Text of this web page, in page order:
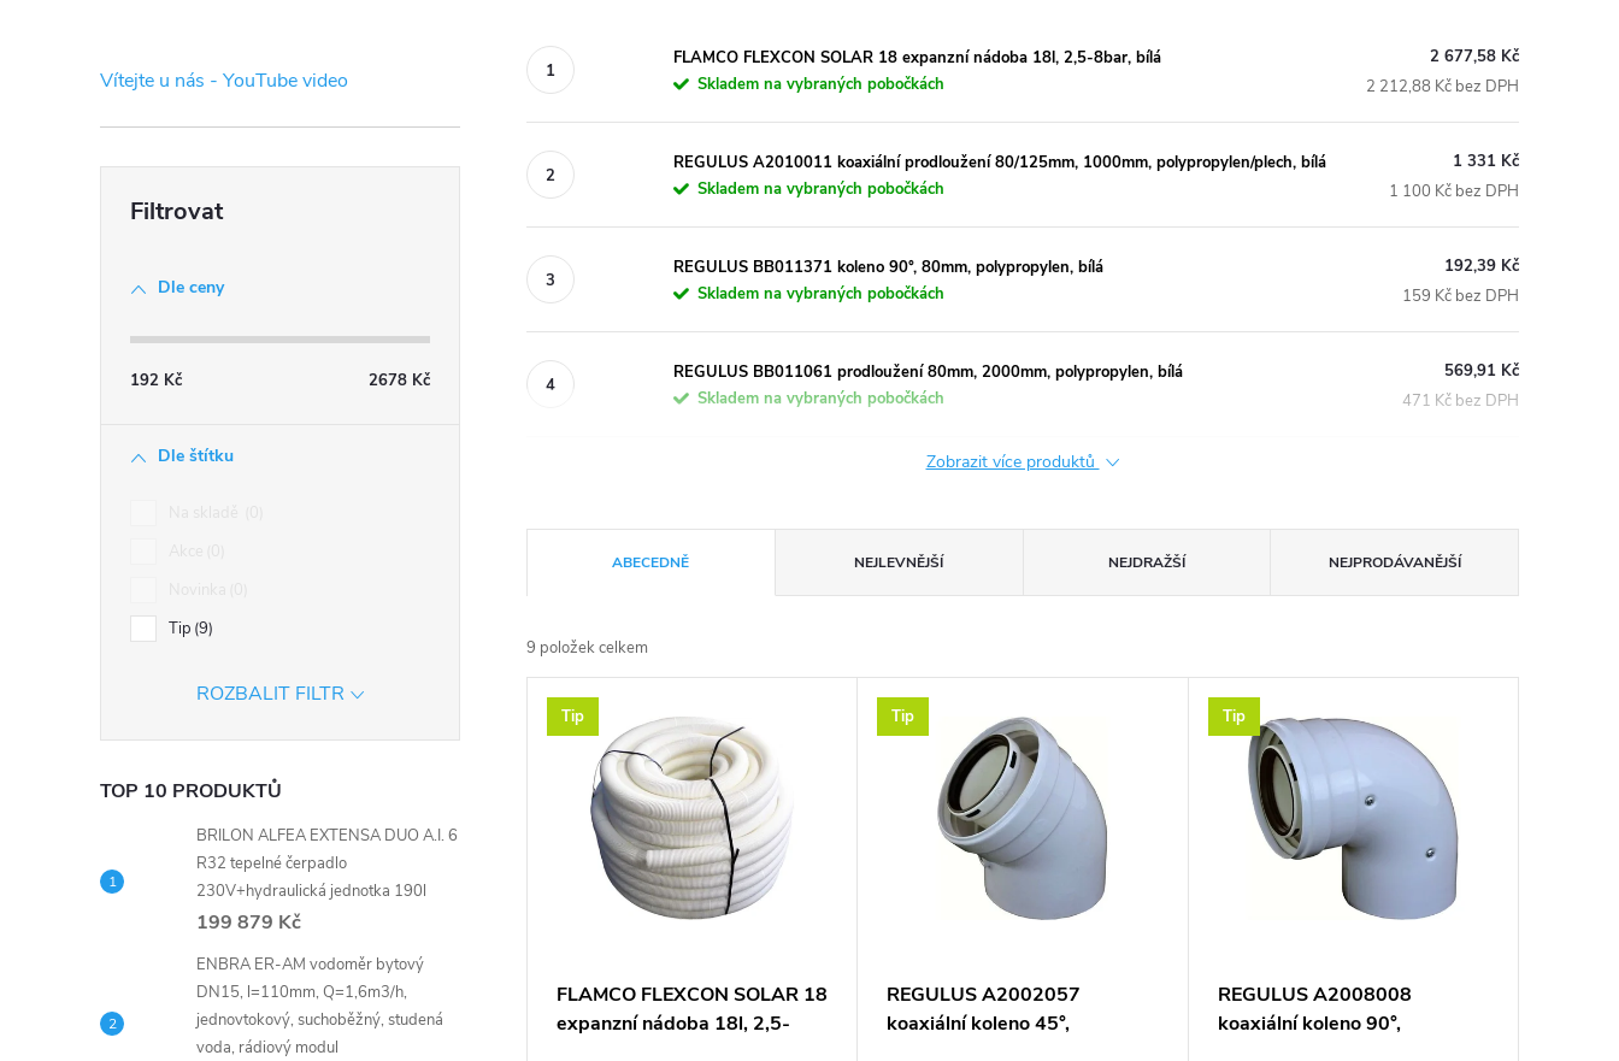
t
r
Vítejte u nás - YouTube video
Dle ceny
192 Kč 2678 Kč
Dle štítku
Tip 9
ROZBALIT FILTR
TOP 10 PRODUKTŮ
BRILON ALFEA EXTENSA DUO A.I. 6
R32 tepelné čerpadlo
230V+hydraulická jednotka 190l
199 879 Kč
ENBRA ER-AM vodoměr bytový
DN15, l=110mm, Q=1,6m3/h,
jednovtokový, suchoběžný, studená
voda, rádiový modul
FLAMCO FLEXCON SOLAR 18 expanzní nádoba 18l, 2,5-8bar, bílá
Skladem na vybraných pobočkách
2 677,58 Kč
2 212,88 Kč bez DPH
REGULUS A2010011 koaxiální prodloužení 80/125mm, 1000mm, polypropylen/plech, bílá
Skladem na vybraných pobočkách
1 331 Kč
1 100 Kč bez DPH
REGULUS BB011371 koleno 90°, 80mm, polypropylen, bílá
Skladem na vybraných pobočkách
192,39 Kč
159 Kč bez DPH
REGULUS BB011061 prodloužení 80mm, 2000mm, polypropylen, bílá
Skladem na vybraných pobočkách
569,91 Kč
471 Kč bez DPH
Zobrazit více produktů
a
z
e
ABECEDNĚ NEJLEVNĚJŠÍ NEJDRAŽŠÍ NEJPRODÁVANĚJŠÍ
9 položek celkem
VTip
FLAMCO FLEXCON SOLAR 18
expanzní nádoba 18l, 2,5-
Tip
REGULUS A2002057
koaxiální koleno 45°,
Tip
REGULUS A2008008
koaxiální koleno 90°,